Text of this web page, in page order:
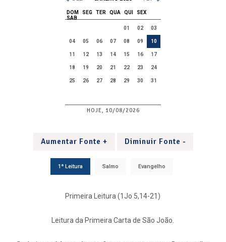
DOM SEG TER QUA QUI
SEX
SAB
01
02 03
04 05 06 07 08 09 10
11 12 13 14 15 16 17
18 19 20 21 22 23 24
25 26 27 28 29 30 31
HOJE, 10/08/2026
Aumentar Fonte + Diminuir Fonte -
1ª Leitura Salmo Evangelho
Primeira Leitura (1Jo 5,14-21)
Leitura da Primeira Carta de São João.